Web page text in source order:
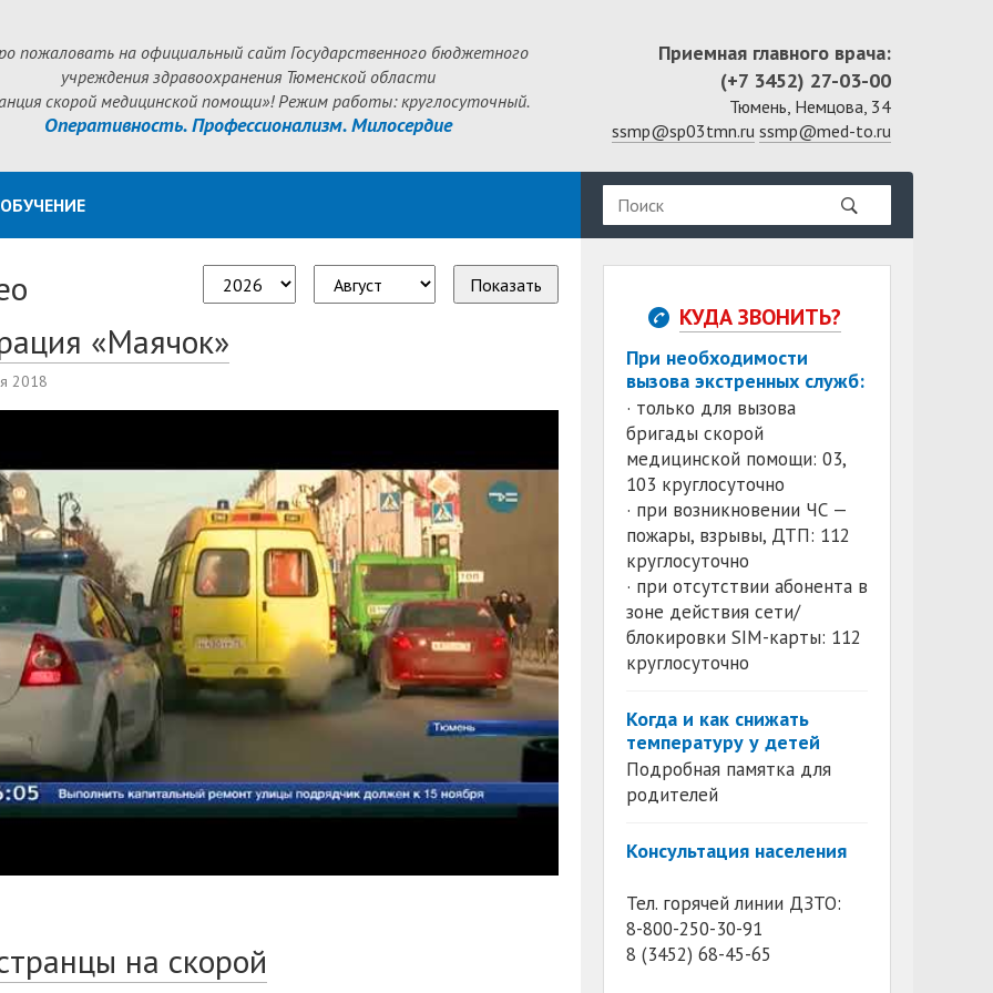
пожаловать на официальный сайт Государственного бюджетного
учреждения здравоохранения Тюменской области
скорой медицинской помощи»! Режим работы: круглосуточный.
Оперативность. Профессионализм. Милосердие
Приемная главного врача:
(+7 3452) 27-03-00
Тюмень, Немцова, 34
ssmp@sp03tmn.ru ssmp@med-to.ru
ОБУЧЕНИЕ
Показать
«Маячок»
2018
на скорой
КУДА ЗВОНИТЬ?
При необходимости
вызова экстренных служб:
· только для вызова
бригады скорой
медицинской помощи: 03,
103 круглосуточно
· при возникновении ЧС —
пожары, взрывы, ДТП: 112
круглосуточно
· при отсутствии абонента в
зоне действия сети/
блокировки SIM-карты: 112
круглосуточно
Когда и как снижать
температуру у детей
Подробная памятка для
родителей
Консультация населения
Тел. горячей линии ДЗТО:
8-800-250-30-91
8 (3452) 68-45-65